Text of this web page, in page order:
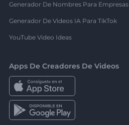
Generador De Nombres Para Empresas
Generador De Videos IA Para TikTok
YouTube Video Ideas
Apps De Creadores De Videos